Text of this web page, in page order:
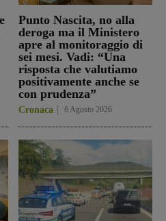
Punto Nascita, no alla
deroga ma il Ministero
apre al monitoraggio di
sei mesi. Vadi: “Una
risposta che valutiamo
positivamente anche se
con prudenza”
Cronaca 6 Agosto 2026